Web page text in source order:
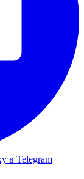
в Telegram